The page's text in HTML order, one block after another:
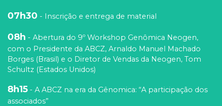
07h30 - Inscrição e entrega de material
08h - Abertura do 9º Workshop Genômica Neogen,
com o Presidente da ABCZ, Arnaldo Manuel Machado
Borges (Brasil) e o Diretor de Vendas da Neogen, Tom
Schultz (Estados Unidos)
8h15 - A ABCZ na era da Gênomica: “A participação dos
associados”